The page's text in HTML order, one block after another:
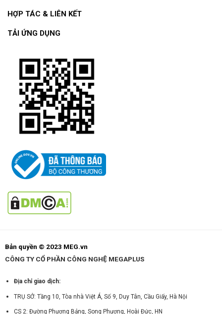
HỢP TÁC & LIÊN KẾT
TẢI ỨNG DỤNG
Bản quyền © 2023 MEG.vn
CÔNG TY CỔ PHẦN CÔNG NGHỆ MEGAPLUS
Địa chỉ giao dịch:
TRỤ SỞ: Tầng 10, Tòa nhà Việt Á, Số 9, Duy Tân, Cầu Giấy, Hà Nội
CS 2: Đường Phương Bảng, Song Phương, Hoài Đức, HN